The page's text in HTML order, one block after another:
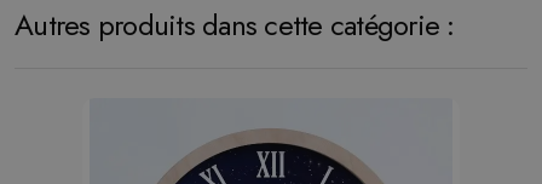
Autres produits dans cette catégorie :